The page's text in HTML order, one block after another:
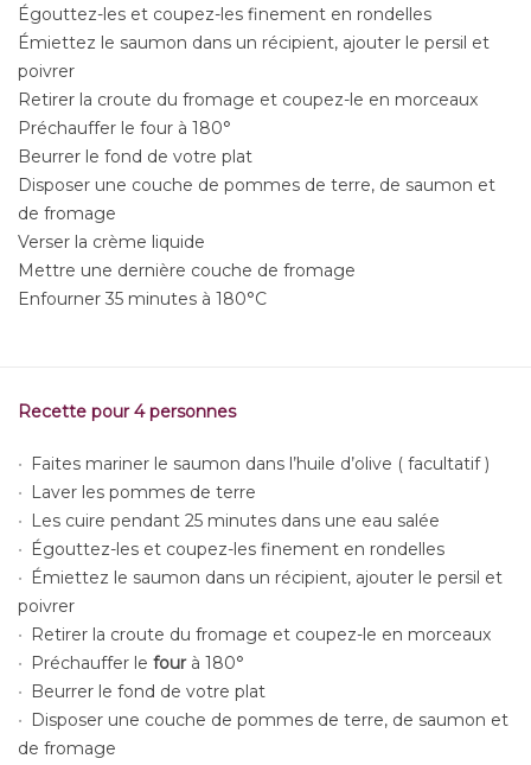
Égouttez-les et coupez-les finement en rondelles
Émiettez le saumon dans un récipient, ajouter le persil et
poivrer
Retirer la croute du fromage et coupez-le en morceaux
Préchauffer le four à 180°
Beurrer le fond de votre plat
Disposer une couche de pommes de terre, de saumon et
de fromage
Verser la crème liquide
Mettre une dernière couche de fromage
Enfourner 35 minutes à 180°C
Recette pour 4 personnes
Faites mariner le saumon dans l’huile d’olive ( facultatif )
Laver les pommes de terre
Les cuire pendant 25 minutes dans une eau salée
Égouttez-les et coupez-les finement en rondelles
Émiettez le saumon dans un récipient, ajouter le persil et
poivrer
Retirer la croute du fromage et coupez-le en morceaux
Préchauffer lefourà 180°
Beurrer le fond de votre plat
Disposer une couche de pommes de terre, de saumon et
de fromage